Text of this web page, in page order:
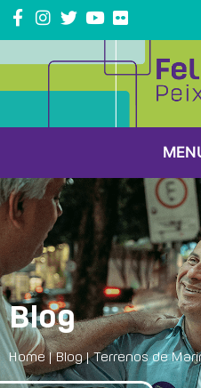
Blog
Home|Blog|Terrenos de